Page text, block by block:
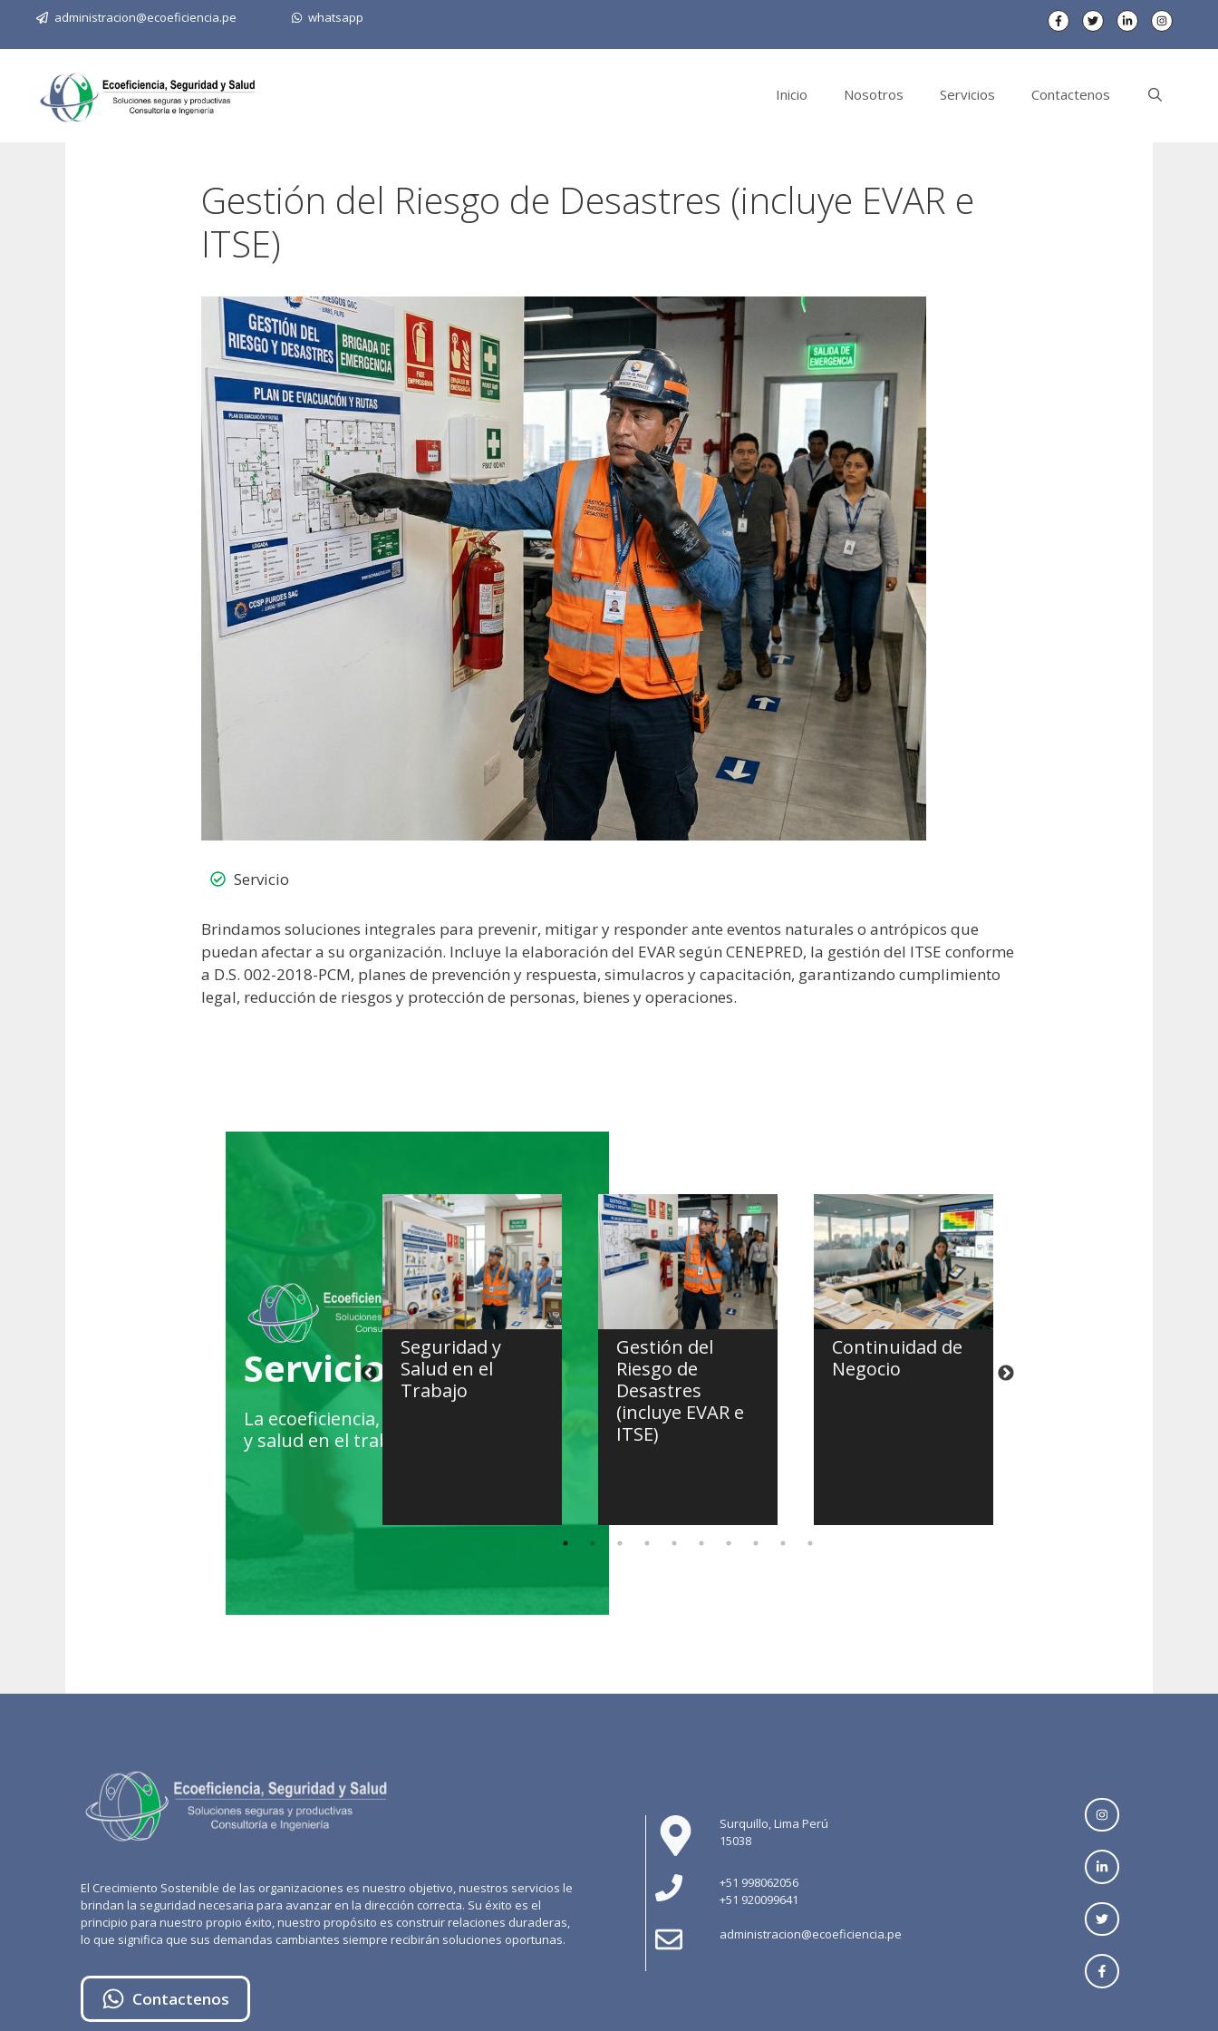
administracion@ecoeficiencia.pe whatsapp
contenido
Inicio Nosotros Servicios Contactenos
Gestión del Riesgo de Desastres (incluye EVAR e
ITSE)
Servicio
Brindamos soluciones integrales para prevenir, mitigar y responder ante eventos naturales o antrópicos que
puedan afectar a su organización. Incluye la elaboración del EVAR según CENEPRED, la gestión del ITSE conforme
a D.S. 002-2018-PCM, planes de prevención y respuesta, simulacros y capacitación, garantizando cumplimiento
legal, reducción de riesgos y protección de personas, bienes y operaciones.
Servicios
La ecoeficiencia, la seguridad
y salud en el trabajo
Capacitación
profesional
Seguridad y
Salud en el
Trabajo
Gestión del
Riesgo de
Desastres
(incluye EVAR e
ITSE)
Continuidad de
Negocio
El Crecimiento Sostenible de las organizaciones es nuestro objetivo, nuestros servicios le
brindan la seguridad necesaria para avanzar en la dirección correcta. Su éxito es el
principio para nuestro propio éxito, nuestro propósito es construir relaciones duraderas,
lo que significa que sus demandas cambiantes siempre recibirán soluciones oportunas.
Contactenos
Surquillo, Lima Perú
15038
+51 998062056
+51 920099641
administracion@ecoeficiencia.pe